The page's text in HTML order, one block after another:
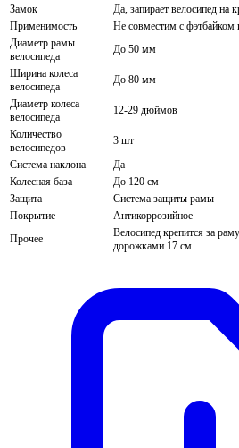
Замок
Да, запирает велосипед на
Применимость
Не совместим с фэтбайком
Диаметр рамы
велосипеда
До 50 мм
Ширина колеса
велосипеда
До 80 мм
Диаметр колеса
велосипеда
12-29 дюймов
Количество
велосипедов
3 шт
Система наклона
Да
Колесная база
До 120 см
Защита
Система защиты рамы
Покрытие
Антикоррозийное
Прочее
Велосипед крепится за
дорожками 17 см